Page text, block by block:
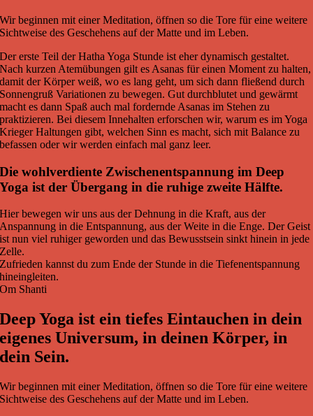
Wir beginnen mit einer Meditation, öffnen so die Tore für eine weitere
Sichtweise des Geschehens auf der Matte und im Leben.
Der erste Teil der Hatha Yoga Stunde ist eher dynamisch gestaltet.
Nach kurzen Atemübungen gilt es Asanas für einen Moment zu halten,
damit der Körper weiß, wo es lang geht, um sich dann fließend durch
Sonnengruß Variationen zu bewegen. Gut durchblutet und gewärmt
macht es dann Spaß auch mal fordernde Asanas im Stehen zu
praktizieren. Bei diesem Innehalten erforschen wir, warum es im Yoga
Krieger Haltungen gibt, welchen Sinn es macht, sich mit Balance zu
befassen oder wir werden einfach mal ganz leer.
Die wohlverdiente Zwischenentspannung im Deep
Yoga ist der Übergang in die ruhige zweite Hälfte.
Hier bewegen wir uns aus der Dehnung in die Kraft, aus der
Anspannung in die Entspannung, aus der Weite in die Enge. Der Geist
ist nun viel ruhiger geworden und das Bewusstsein sinkt hinein in jede
Zelle.
Zufrieden kannst du zum Ende der Stunde in die Tiefenentspannung
hineingleiten.
Om Shanti
Deep Yoga ist ein tiefes Eintauchen in dein
eigenes Universum, in deinen Körper, in
dein Sein.
Wir beginnen mit einer Meditation, öffnen so die Tore für eine weitere
Sichtweise des Geschehens auf der Matte und im Leben.